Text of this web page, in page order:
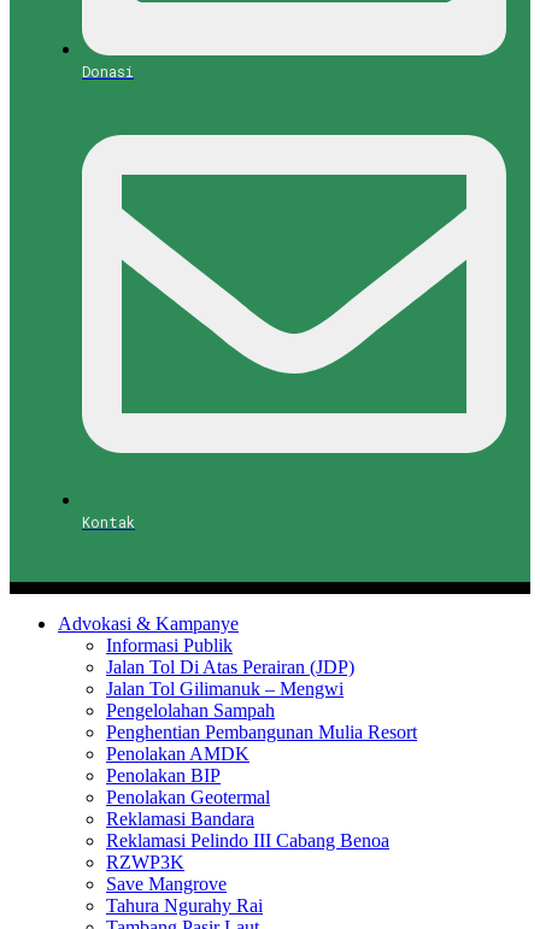
Donasi
Kontak
Advokasi & Kampanye
Informasi Publik
Jalan Tol Di Atas Perairan (JDP)
Jalan Tol Gilimanuk – Mengwi
Pengelolahan Sampah
Penghentian Pembangunan Mulia Resort
Penolakan AMDK
Penolakan BIP
Penolakan Geotermal
Reklamasi Bandara
Reklamasi Pelindo III Cabang Benoa
RZWP3K
Save Mangrove
Tahura Ngurahy Rai